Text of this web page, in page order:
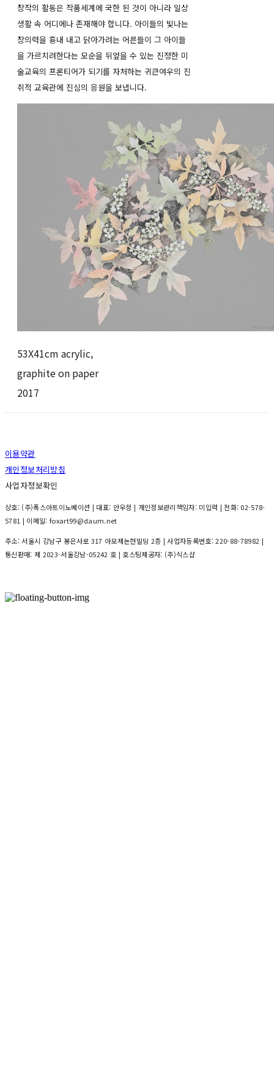
창작의 활동은 작품세계에 국한 된 것이 아니라 일상
생활 속 어디에나 존재해야 합니다. 아이들의 빛나는
창의력을 흉내 내고 닭아가려는 어른들이 그 아이들
을 가르치려한다는 모순을 뒤엎을 수 있는 진정한 미
술교육의 프론티어가 되기를 자처하는 귀큰여우의 진
취적 교육관에 진심의 응원을 보냅니다.
53X41cm acrylic,
graphite on paper
2017
이용약관
개인정보처리방침
사업자정보확인
상호: (주)폭스아트이노베이션 | 대표: 안우정 | 개인정보관리책임자: 미입력 | 전화: 02-578-
5781 | 이메일: foxart99@daum.net
주소: 서울시 강남구 봉은사로 317 아모제논현빌딩 2층 | 사업자등록번호:220-88-78982 |
통신판매: 제 2023-서울강남-05242 호 | 호스팅제공자: (주)식스샵